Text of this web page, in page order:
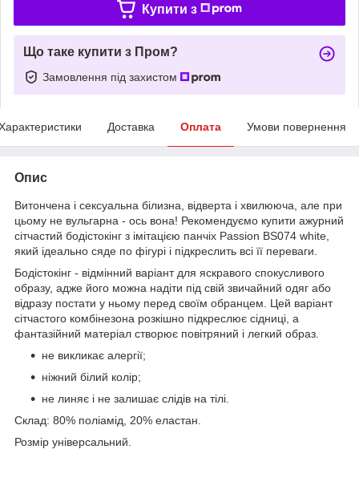
Купити з
Що таке купити з Пром?
Замовлення під захистом
Доставка Оплата Умови повернення
Опис
Витончена і сексуальна білизна, відверта і хвилююча, але при
цьому не вульгарна - ось вона! Рекомендуємо купити ажурний
сітчастий бодістокінг з імітацією панчіх Passion BS074 white,
який ідеально сяде по фігурі і підкреслить всі її переваги.
Бодістокінг - відмінний варіант для яскравого спокусливого
образу, адже його можна надіти під свій звичайний одяг або
відразу постати у ньому перед своїм обранцем. Цей варіант
сітчастого комбінезона розкішно підкреслює сідниці, а
фантазійний матеріал створює повітряний і легкий образ.
не викликає алергії;
ніжний білий колір;
не линяє і не залишає слідів на тілі.
Склад: 80% поліамід, 20% еластан.
Розмір універсальний.